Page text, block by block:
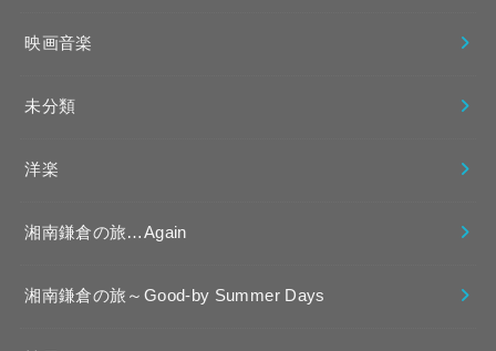
映画音楽
未分類
洋楽
湘南鎌倉の旅…Again
湘南鎌倉の旅～Good-by Summer Days